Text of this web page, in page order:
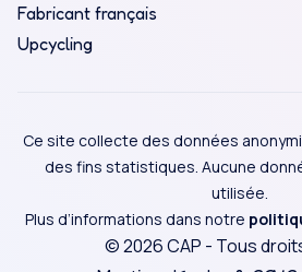
Fabricant français
Upcycling
Ce site collecte des données
des fins statistiques. Aucune
utilisée.
Plus d’informations dans notre
© 2026 CAP - Tous